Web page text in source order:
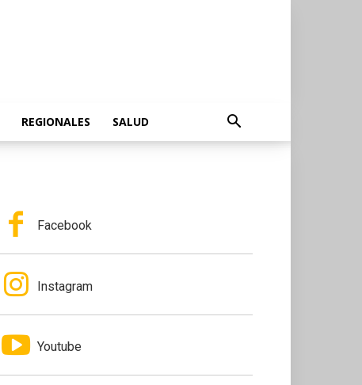
REGIONALES SALUD
Facebook
Instagram
Youtube